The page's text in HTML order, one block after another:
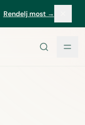
Rendelj most →